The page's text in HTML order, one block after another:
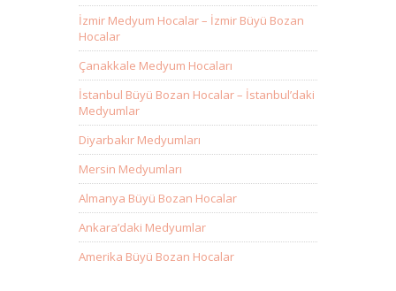
İzmir Medyum Hocalar – İzmir Büyü Bozan
Hocalar
Çanakkale Medyum Hocaları
İstanbul Büyü Bozan Hocalar – İstanbul’daki
Medyumlar
Diyarbakır Medyumları
Mersin Medyumları
Almanya Büyü Bozan Hocalar
Ankara’daki Medyumlar
Amerika Büyü Bozan Hocalar